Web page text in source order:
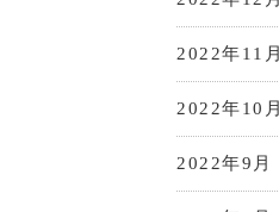
2022年11月
2022年10月
2022年9月